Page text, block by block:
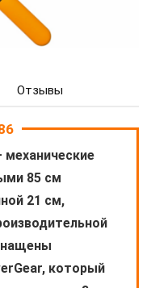
Отзывы
механические
85 см
21 см,
который